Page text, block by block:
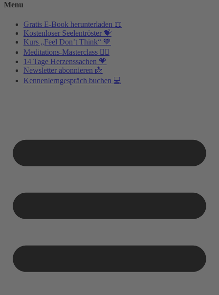
Menu
Gratis E-Book herunterladen 📖
Kostenloser Seelentröster 💝
Kurs „Feel Don’t Think“ 🧡
Meditations-Masterclass 🧘‍♂️
14 Tage Herzenssachen 💗
Newsletter abonnieren 📩
Kennenlerngespräch buchen 💻